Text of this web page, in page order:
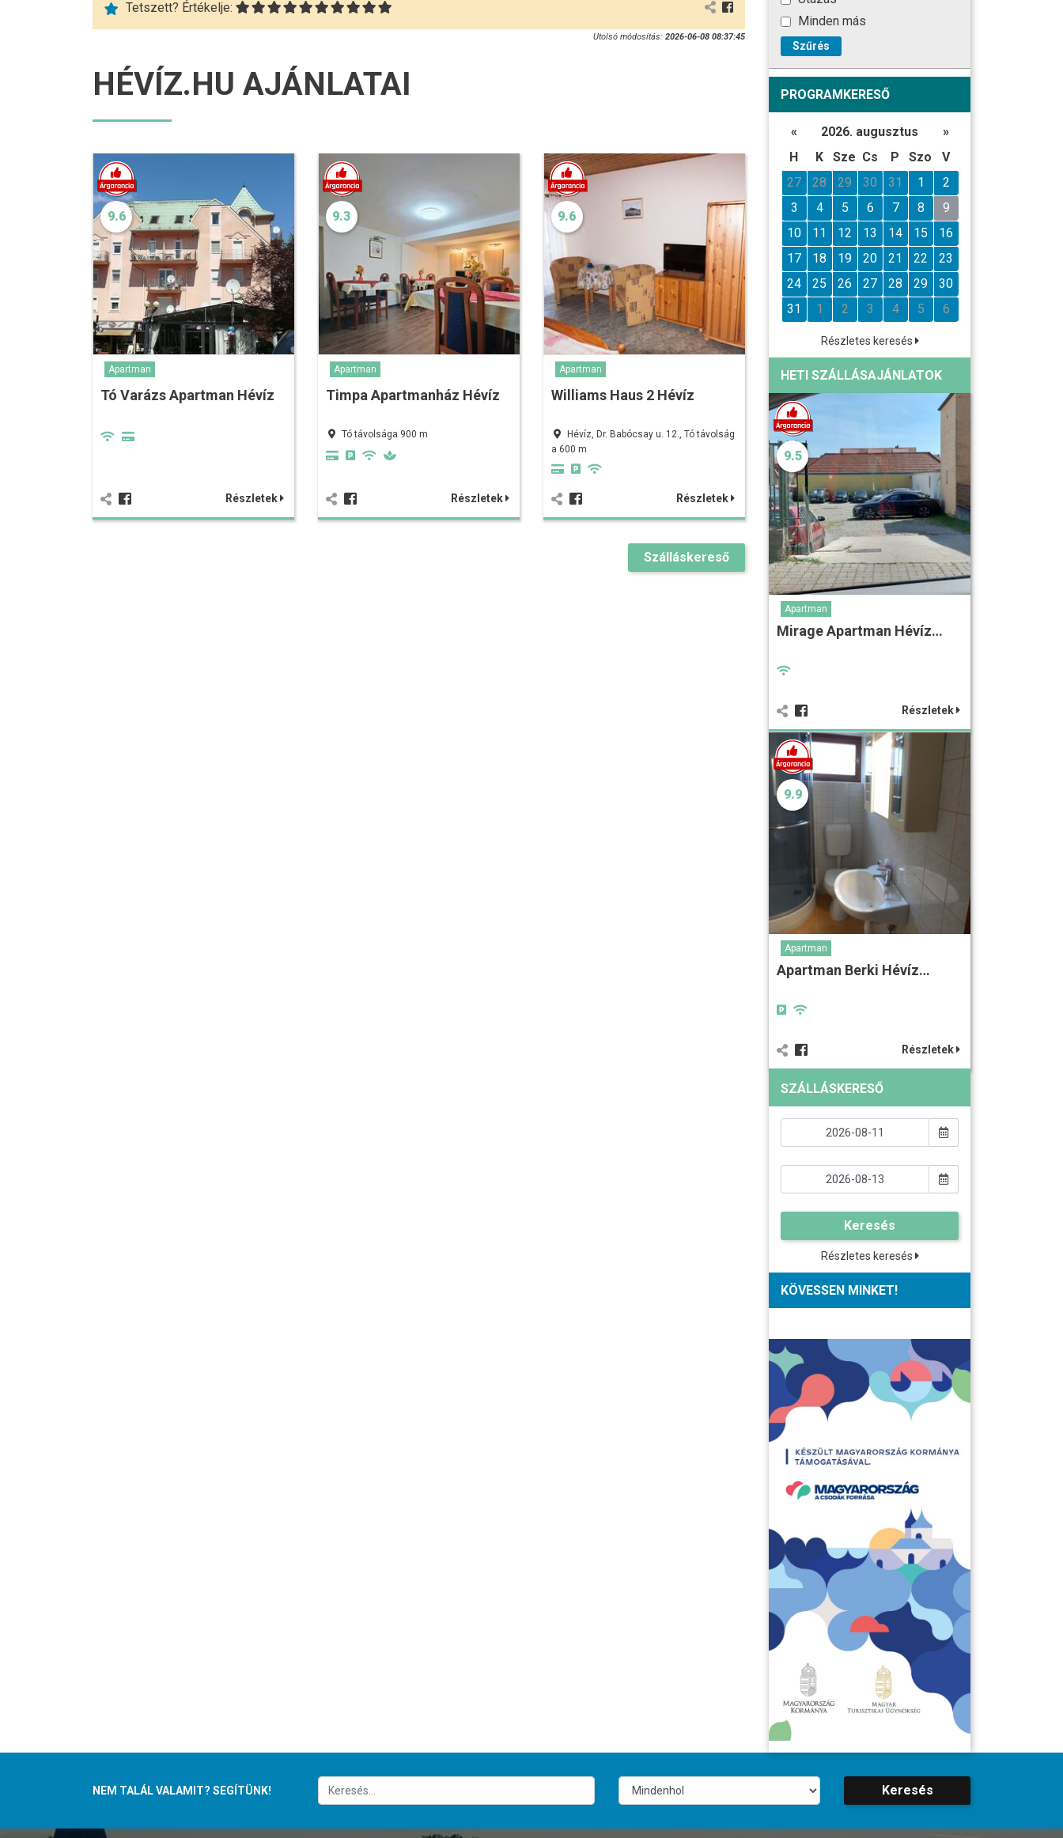
Tetszett? Értékelje:
Utolsó módosítás: 2026-06-08 08:37:45
HÉVÍZ.HU AJÁNLATAI
9.6
Apartman
Tó Varázs Apartman Hévíz
Részletek
9.3
Apartman
Timpa Apartmanház Hévíz
Tó távolsága 900 m
Részletek
9.6
Apartman
Williams Haus 2 Hévíz
Hévíz, Dr. Babócsay u. 12., Tó távolság
a 600 m
Részletek
Szálláskereső
Minden más
Szűrés
PROGRAMKERESŐ
« 2026. augusztus
»
H
K Sze Cs P Szo
V
27
28 29 30 31 1
2
3
4 5 6 7 8
9
10
11 12 13 14 15
16
17
18 19 20 21 22
23
24
25 26 27 28 29
30
31
1 2 3 4 5 6
Részletes keresés
HETI SZÁLLÁSAJÁNLATOK
9.5
Apartman
Mirage Apartman Hévíz…
Részletek
9.9
Apartman
Apartman Berki Hévíz…
Részletek
SZÁLLÁSKERESŐ
Keresés
Részletes keresés
KÖVESSEN MINKET!
NEM TALÁL VALAMIT? SEGÍTÜNK! Keresés